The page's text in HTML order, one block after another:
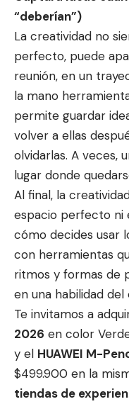
“deberían”)
La creatividad no
perfecto, puede
reunión, en un
la mano
permite guardar
volver a ellas
olvidarlas. A veces,
lugar donde
Al final, la
espacio perfecto ni
cómo decides usar
con herramientas
ritmos y formas de
en una habilidad del
Te invitamos a
2026 en color
y el HUAWEI M-
$499.900 en la
tiendas de